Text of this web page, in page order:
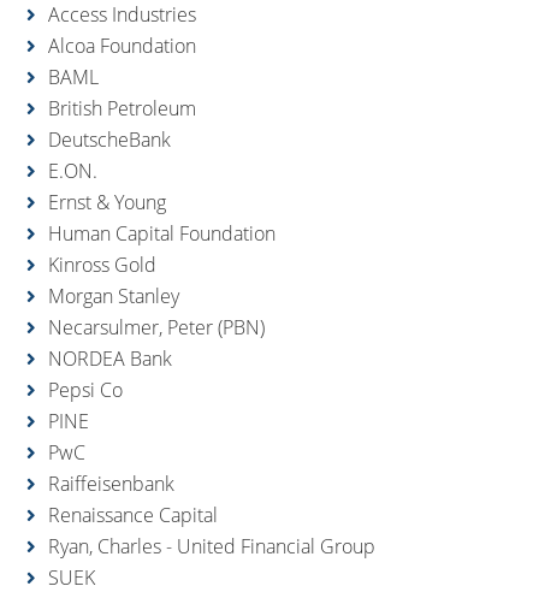
Access Industries
Alcoa Foundation
BAML
British Petroleum
DeutscheBank
E.ON.
Ernst & Young
Human Capital Foundation
Kinross Gold
Morgan Stanley
Necarsulmer, Peter (PBN)
NORDEA Bank
Pepsi Co
PINE
PwC
Raiffeisenbank
Renaissance Capital
Ryan, Charles - United Financial Group
SUEK